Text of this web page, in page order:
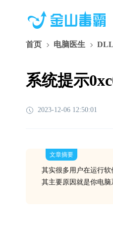
首页 电脑医生
系统提示
2023-12-06 12:50:01
文章摘要
其实很多用户在运行
其主要原因就是你电脑